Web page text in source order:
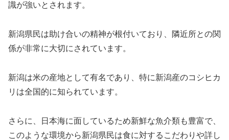
識が強いとされます。
新潟県民は助け合いの精神が根付いており、隣近所との関
係が非常に大切にされています。
新潟は米の産地として有名であり、特に新潟産のコシヒカ
リは全国的に知られています。
さらに、日本海に面しているため新鮮な魚介類も豊富で、
このような環境から新潟県民は食に対するこだわりや詳し